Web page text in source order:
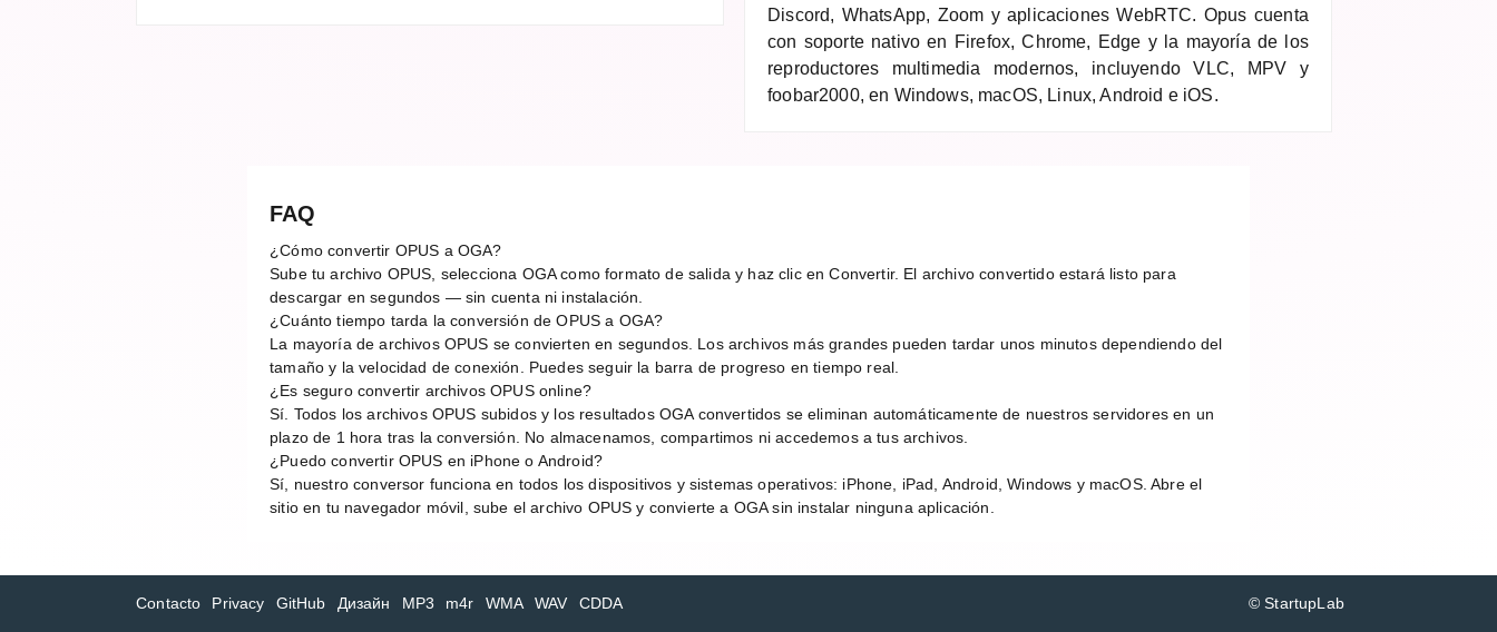
Discord, WhatsApp, Zoom y aplicaciones WebRTC. Opus cuenta
con soporte nativo en Firefox, Chrome, Edge y la mayoría de los
reproductores multimedia modernos, incluyendo VLC, MPV y
foobar2000, en Windows, macOS, Linux, Android e iOS.
FAQ
¿Cómo convertir OPUS a OGA?
Sube tu archivo OPUS, selecciona OGA como formato de salida y haz clic en Convertir. El archivo convertido estará listo para
descargar en segundos — sin cuenta ni instalación.
¿Cuánto tiempo tarda la conversión de OPUS a OGA?
La mayoría de archivos OPUS se convierten en segundos. Los archivos más grandes pueden tardar unos minutos dependiendo del
tamaño y la velocidad de conexión. Puedes seguir la barra de progreso en tiempo real.
¿Es seguro convertir archivos OPUS online?
Sí. Todos los archivos OPUS subidos y los resultados OGA convertidos se eliminan automáticamente de nuestros servidores en un
plazo de 1 hora tras la conversión. No almacenamos, compartimos ni accedemos a tus archivos.
¿Puedo convertir OPUS en iPhone o Android?
Sí, nuestro conversor funciona en todos los dispositivos y sistemas operativos: iPhone, iPad, Android, Windows y macOS. Abre el
sitio en tu navegador móvil, sube el archivo OPUS y convierte a OGA sin instalar ninguna aplicación.
Contacto Privacy GitHub Дизайн MP3 m4r WMA WAV CDDA © StartupLab